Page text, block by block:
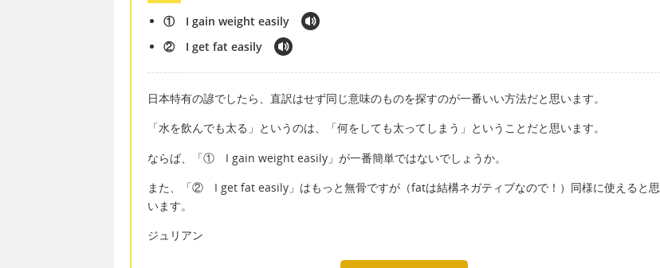
① I gain weight easily
② I get fat easily
日本特有の諺でしたら、直訳はせず同じ意味のものを探すのが一番いい方法だと思います。
「水を飲んでも太る」というのは、「何をしても太ってしまう」ということだと思います。
ならば、「① I gain weight easily」が一番簡単ではないでしょうか。
また、「② I get fat easily」はもっと無骨ですが（fatは結構ネガティブなので！）同様に使えると思
います。
ジュリアン